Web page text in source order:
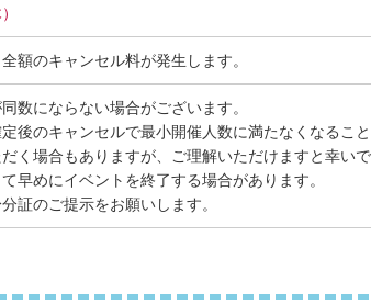
額のキャンセル料が発生します。
数にならない場合がございます。
後のキャンセルで最小開催人数に満たなくなるこ
く場合もありますが、ご理解いただけますと幸いで
早めにイベントを終了する場合があります。
証のご提示をお願いします。